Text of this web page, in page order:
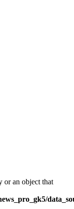
or an object that